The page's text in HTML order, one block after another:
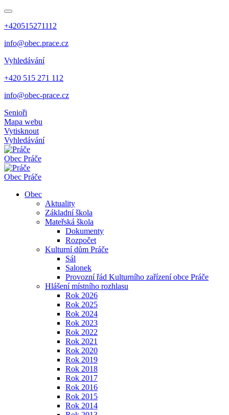
+420515271112
info@obec.prace.cz
Vyhledávání
+420 515 271 112
info@obec-prace.cz
Senioři
Mapa webu
Vytisknout
Vyhledávání
Obec Práče
Obec Práče
Obec
Aktuality
Základní škola
Mateřská škola
Dokumenty
Rozpočet
Kulturní dům Práče
Sál
Salonek
Provozní řád Kulturního zařízení obce Práče
Hlášení místního rozhlasu
Rok 2026
Rok 2025
Rok 2024
Rok 2023
Rok 2022
Rok 2021
Rok 2020
Rok 2019
Rok 2018
Rok 2017
Rok 2016
Rok 2015
Rok 2014